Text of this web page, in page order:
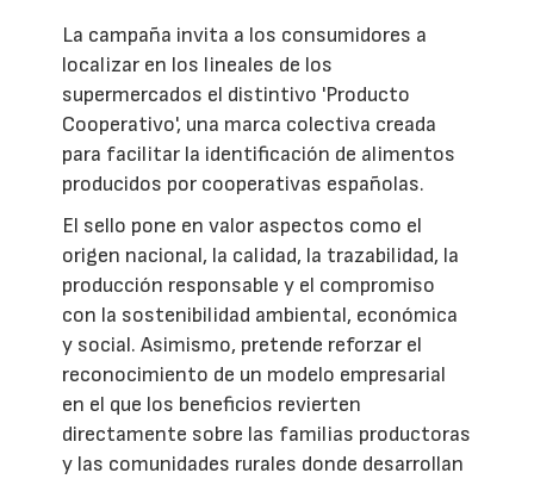
La campaña invita a los consumidores a
localizar en los lineales de los
supermercados el distintivo 'Producto
Cooperativo', una marca colectiva creada
para facilitar la identificación de alimentos
producidos por cooperativas españolas.
El sello pone en valor aspectos como el
origen nacional, la calidad, la trazabilidad, la
producción responsable y el compromiso
con la sostenibilidad ambiental, económica
y social. Asimismo, pretende reforzar el
reconocimiento de un modelo empresarial
en el que los beneficios revierten
directamente sobre las familias productoras
y las comunidades rurales donde desarrollan